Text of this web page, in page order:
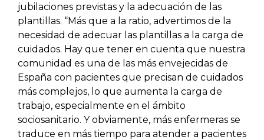
jubilaciones previstas y la adecuación de las
plantillas. “Más que a la ratio, advertimos de la
necesidad de adecuar las plantillas a la carga de
cuidados. Hay que tener en cuenta que nuestra
comunidad es una de las más envejecidas de
España con pacientes que precisan de cuidados
más complejos, lo que aumenta la carga de
trabajo, especialmente en el ámbito
sociosanitario. Y obviamente, más enfermeras se
traduce en más tiempo para atender a pacientes